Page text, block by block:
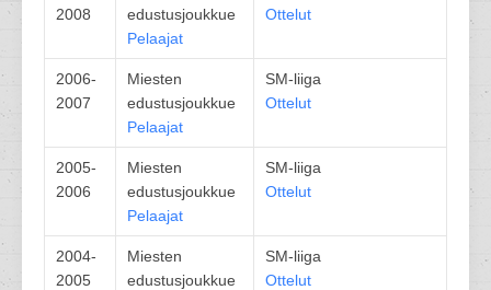
2008
edustusjoukkue
Pelaajat
Ottelut
2006-
2007
Miesten
edustusjoukkue
Pelaajat
SM-liiga
Ottelut
2005-
2006
Miesten
edustusjoukkue
Pelaajat
SM-liiga
Ottelut
2004-
2005
Miesten
edustusjoukkue
SM-liiga
Ottelut